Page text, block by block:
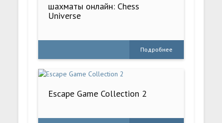
шахматы онлайн: Chess
Universe
Подробнее
Escape Game Collection 2